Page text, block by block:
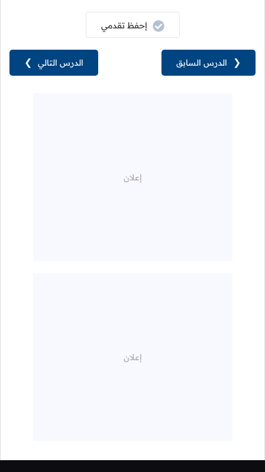
الدرس التالي ❯
إحفظ تقدمي
❮ الدرس السابق